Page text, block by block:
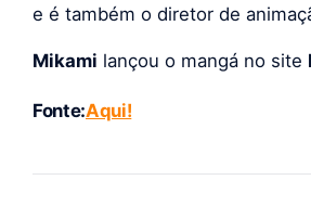
e é também o diretor de
Mikami lançou o mangá no site
Fonte:Aqui!